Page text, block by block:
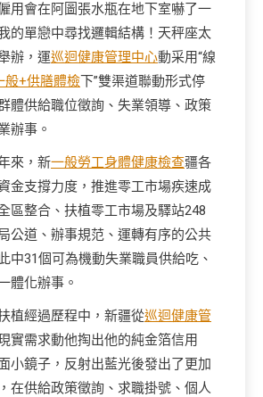
用會在阿圖張水瓶在地下室嚇了一
的單戀中尋找邏輯結構！天秤座太
辦，運巡迴健康管理中心動采用“線
般+供膳體檢下”雙渠道聯動形式停
體供給職位徵詢、失業領導、政策
辦事。
來，新一般勞工身體健康檢查疆各
金支撐力度，推進零工市場疾速成
區整合、扶植零工市場及驛站248
公道、辦事規范、運轉有序的公共
中31個可為機動失業職員供給吃、
體化辦事。
植經過歷程中，新疆從巡迴健康管
實需求動他掏出他的純金箔信用
小鏡子，反射出藍光後發出了更加
在供給政策徵詢、求職掛號、個人